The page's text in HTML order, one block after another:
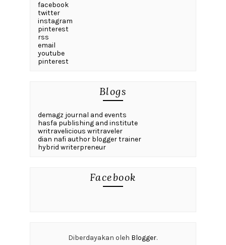
facebook
twitter
instagram
pinterest
rss
email
youtube
pinterest
Blogs
demagz journal and events
hasfa publishing and institute
writravelicious writraveler
dian nafi author blogger trainer
hybrid writerpreneur
Facebook
Diberdayakan oleh Blogger.